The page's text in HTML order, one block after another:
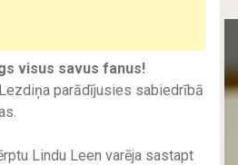
visus savus fanus!
parādījusies sabiedrībā
Lindu Leen varēja sastapt